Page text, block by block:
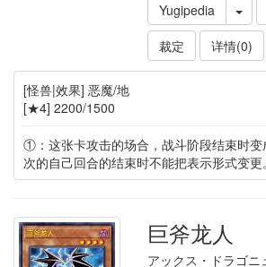
Yugipedia
裁定
详情(0)
[怪兽|效果] 恶魔/地
[★4] 2200/1500
①：这张卡攻击的场合，战斗阶段结束时变
次的自己回合的结束时不能把表示形式变更。
巨斧龙人
アックス・ドラゴニ